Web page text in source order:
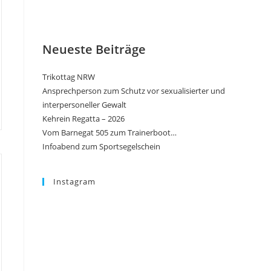
Neueste Beiträge
Trikottag NRW
Ansprechperson zum Schutz vor sexualisierter und
interpersoneller Gewalt
Kehrein Regatta – 2026
Vom Barnegat 505 zum Trainerboot…
Infoabend zum Sportsegelschein
Instagram